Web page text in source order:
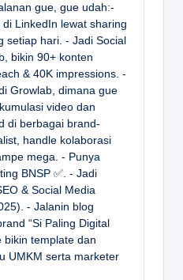
gue, gue udah:-
LinkedIn lewat sharing
setiap hari. - Jadi Social
bikin 90+ konten
& 40K impressions. -
Growlab, dimana gue
video dan
di berbagai brand-
handle kolaborasi
mega. - Punya
BNSP ✅. - Jadi
& Social Media
- Jalanin blog
“Si Paling Digital
bikin template dan
UMKM serta marketer